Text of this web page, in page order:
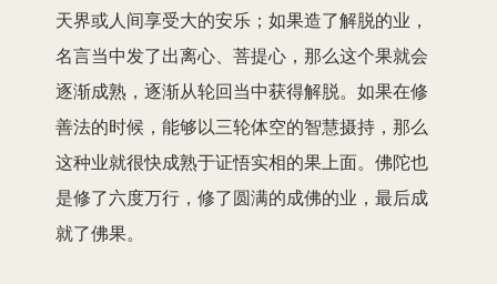
天界或人间享受大的安乐；如果造了解脱的业，
名言当中发了出离心、菩提心，那么这个果就会
逐渐成熟，逐渐从轮回当中获得解脱。如果在修
善法的时候，能够以三轮体空的智慧摄持，那么
这种业就很快成熟于证悟实相的果上面。佛陀也
是修了六度万行，修了圆满的成佛的业，最后成
就了佛果。